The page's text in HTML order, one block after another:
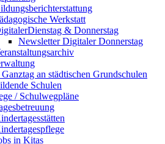
Werkstatt
& Donnerstag
Newsletter Digitaler Donnerstag
an städtischen Grundschulen
Schulen
/ Schulwegpläne
in Kitas